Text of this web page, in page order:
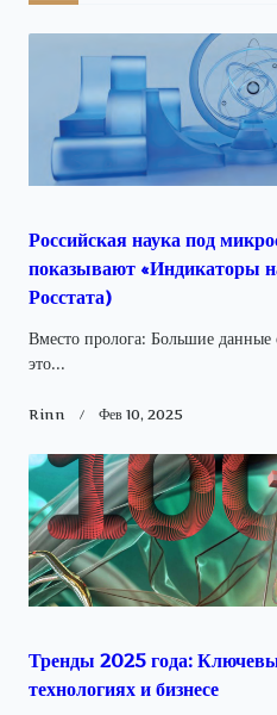
Российская наука под
показывают «Индикаторы
Росстата)
Вместо пролога: Большие
это...
Rinn Фев 10, 2025
Тренды 2025 года:
технологиях и бизнесе